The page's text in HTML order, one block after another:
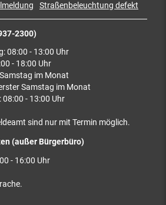
2300)
08:00 - 13:00 Uhr
- 18:00 Uhr
im Monat
Samstag im Monat
- 13:00 Uhr
sind nur mit Termin möglich.
(außer Bürgerbüro)
- 16:00 Uhr
Straßenbeleuchtung defekt